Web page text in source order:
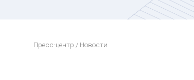
Пресс-центр / Новости